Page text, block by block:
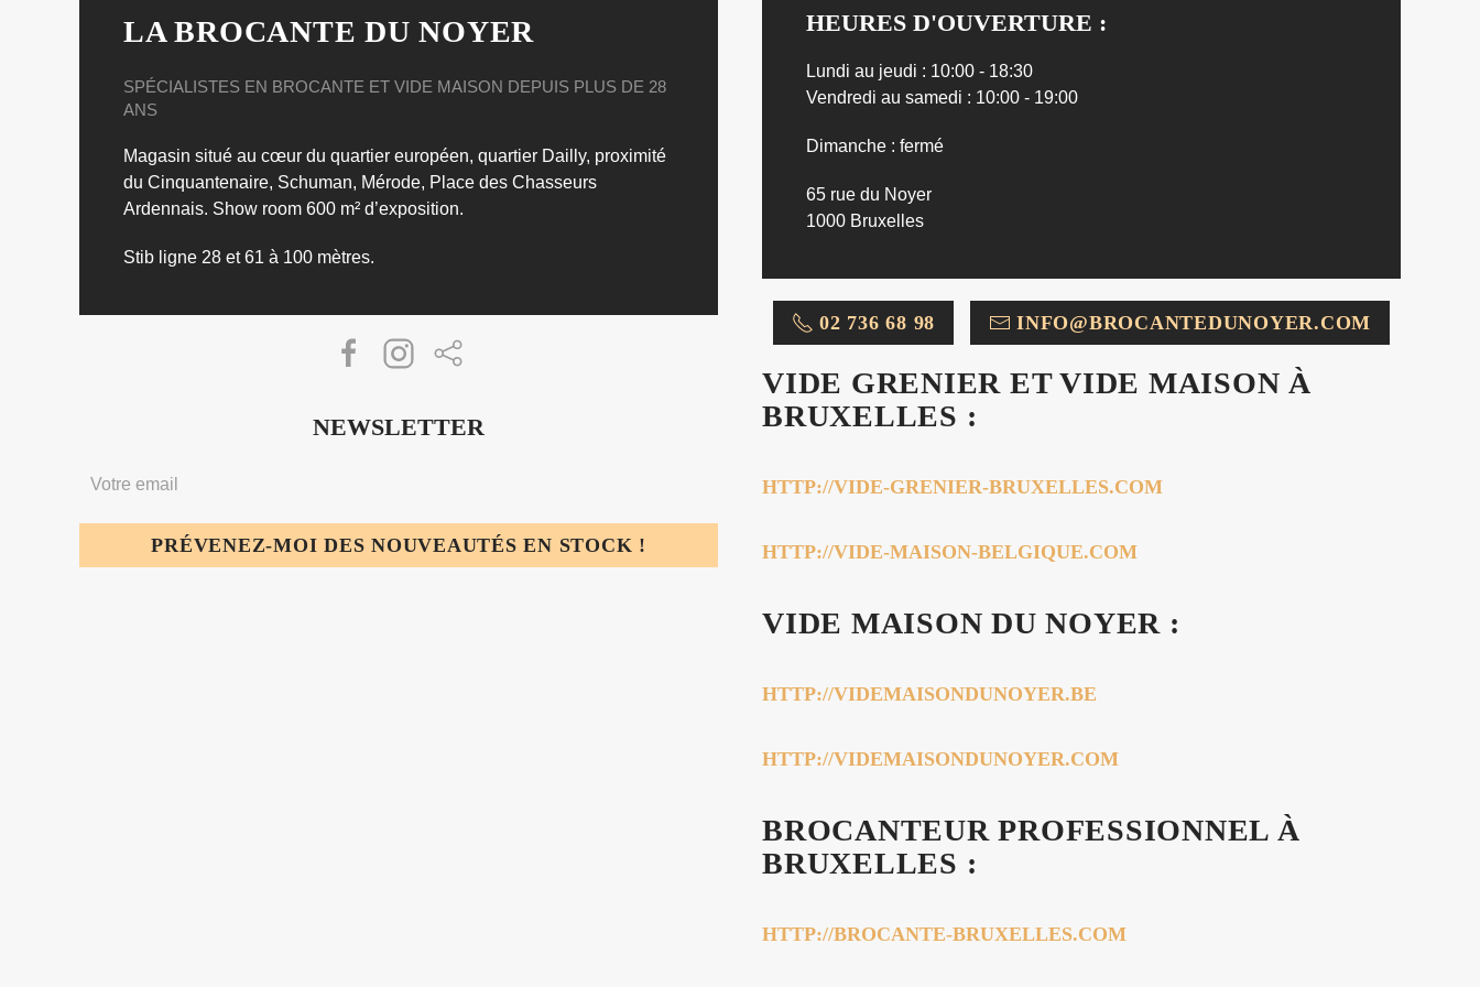
LA BROCANTE DU NOYER
SPÉCIALISTES EN BROCANTE ET VIDE MAISON DEPUIS PLUS DE 28
ANS
Magasin situé au cœur du quartier européen, quartier Dailly, proximité
du Cinquantenaire, Schuman, Mérode, Place des Chasseurs
Ardennais. Show room 600 m² d’exposition.
Stib ligne 28 et 61 à 100 mètres.
NEWSLETTER
PRÉVENEZ-MOI DES NOUVEAUTÉS EN STOCK !
HEURES D'OUVERTURE :
Lundi au jeudi : 10:00 - 18:30
Vendredi au samedi : 10:00 - 19:00
Dimanche : fermé
65 rue du Noyer
1000 Bruxelles
02 736 68 98 INFO@BROCANTEDUNOYER.COM
VIDE GRENIER ET VIDE MAISON À
BRUXELLES :
HTTP://VIDE-GRENIER-BRUXELLES.COM
HTTP://VIDE-MAISON-BELGIQUE.COM
VIDE MAISON DU NOYER :
HTTP://VIDEMAISONDUNOYER.BE
HTTP://VIDEMAISONDUNOYER.COM
BROCANTEUR PROFESSIONNEL À
BRUXELLES :
HTTP://BROCANTE-BRUXELLES.COM